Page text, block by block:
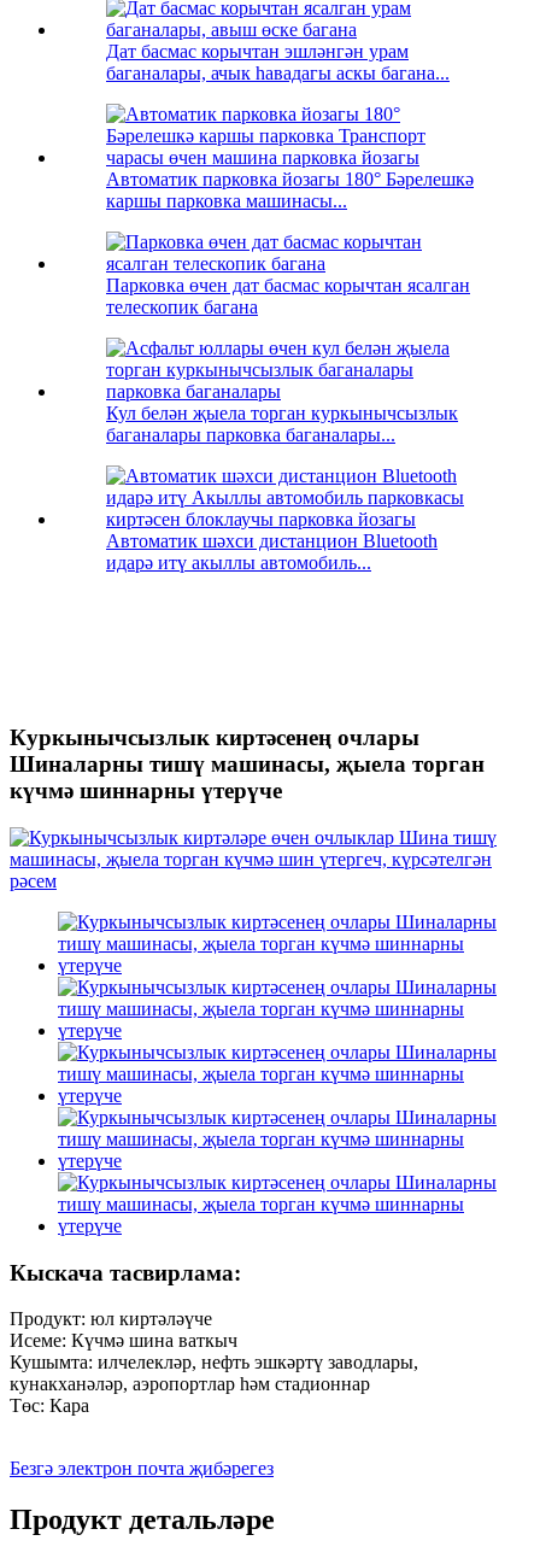
Дат басмас корычтан эшләнгән урам
баганалары, ачык һавадагы аскы багана...
Автоматик парковка йозагы 180° Бәрелешкә
каршы парковка машинасы...
Парковка өчен дат басмас корычтан ясалган
телескопик багана
Кул белән җыела торган куркынычсызлык
баганалары парковка баганалары...
Автоматик шәхси дистанцион Bluetooth
идарә итү акыллы автомобиль...
Куркынычсызлык киртәсенең очлары
Шиналарны тишү машинасы, җыела торган
күчмә шиннарны үтерүче
Кыскача тасвирлама:
Продукт: юл киртәләүче
Исеме: Күчмә шина ваткыч
Кушымта: илчелекләр, нефть эшкәртү заводлары,
кунакханәләр, аэропортлар һәм стадионнар
Төс: Кара
Безгә электрон почта җибәрегез
Продукт детальләре